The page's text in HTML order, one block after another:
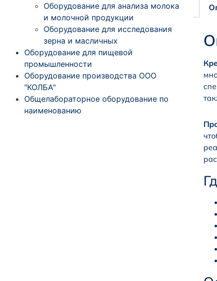
Оборудование для анализа молока
и молочной продукции
Оборудование для исследования
зерна и масличных
Оборудование для пищевой
промышленности
Оборудование производства ООО
"КОЛБА"
Общелабораторное оборудование по
наименованию